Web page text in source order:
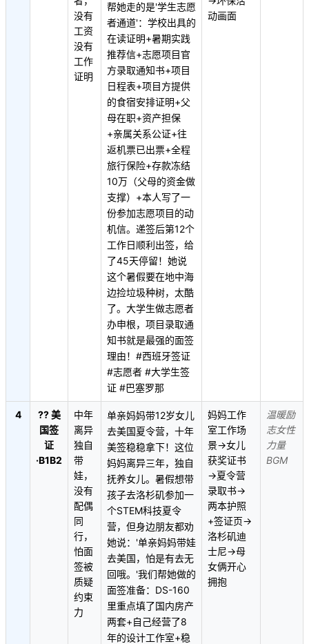
没有
工资
没有
工作
证明
帮她走的是'学生志愿
者通道'：学校出具的
在读证明+暑期实践
推荐信+志愿项目官
方录取通知书+项目
日程表+项目方提供
的食宿安排证明+父
母在职+资产担保
+亲属关系公证+往
返机票已出票+全程
旅行保险+存款冻结
10万（父母的资金做
支撑）+本人写了一
份参加志愿项目的动
机信。递签后第12个
工作日顺利出签，给
了45天停留！她说
这个暑假要在地中海
边捡垃圾种树，太酷
了。大学生做志愿者
办申根，项目录取通
知书就是最强的面签
理由！#西班牙签证
#志愿者 #大学生签
证 #巴塞罗那
动画面
4
?? 美
国签
证
·B1B2
中年
离异
独自
带
娃，
没有
配偶
同
行，
怕面
签被
质疑
约束
力
单亲妈妈带12岁女儿
去美国夏令营，十年
美签稳稳拿下！这位
妈妈离异三年，独自
抚养女儿。暑假想带
孩子去洛杉矶参加一
个STEM科技夏令
营，但身边朋友都劝
她说：'单亲妈妈带娃
去美国，怕是有去无
回哦。'我们帮她做的
面签准备：DS-160
里重点填了国内房产
两套+自己经营了8
年的设计工作室+稳
妈妈工作
室工作场
景→女儿
获奖证书
→夏令营
录取书→
两本护照
+签证页→
洛杉矶迪
士尼→母
女俩开心
拥抱
温暖励
志女性
力量
BGM